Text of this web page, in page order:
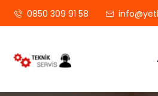
0850 309 91 58